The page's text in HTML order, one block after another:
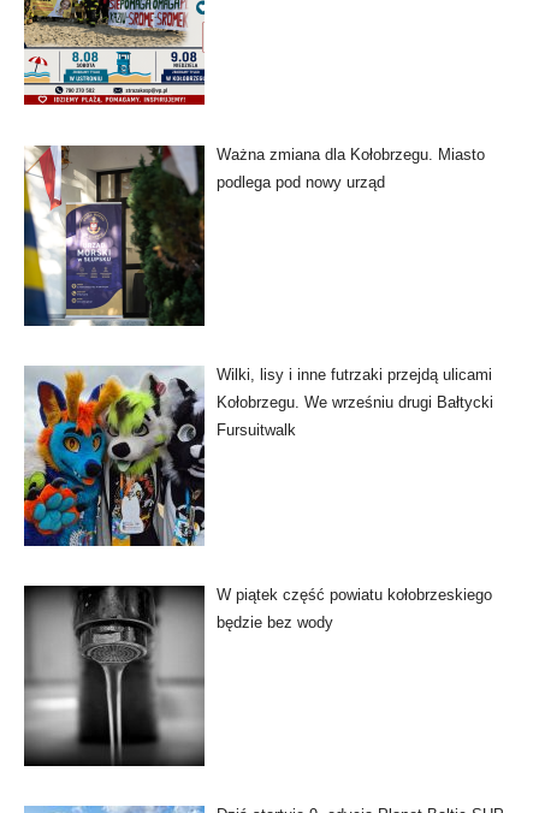
Ważna zmiana dla Kołobrzegu. Miasto
podlega pod nowy urząd
Wilki, lisy i inne futrzaki przejdą ulicami
Kołobrzegu. We wrześniu drugi Bałtycki
Fursuitwalk
W piątek część powiatu kołobrzeskiego
będzie bez wody